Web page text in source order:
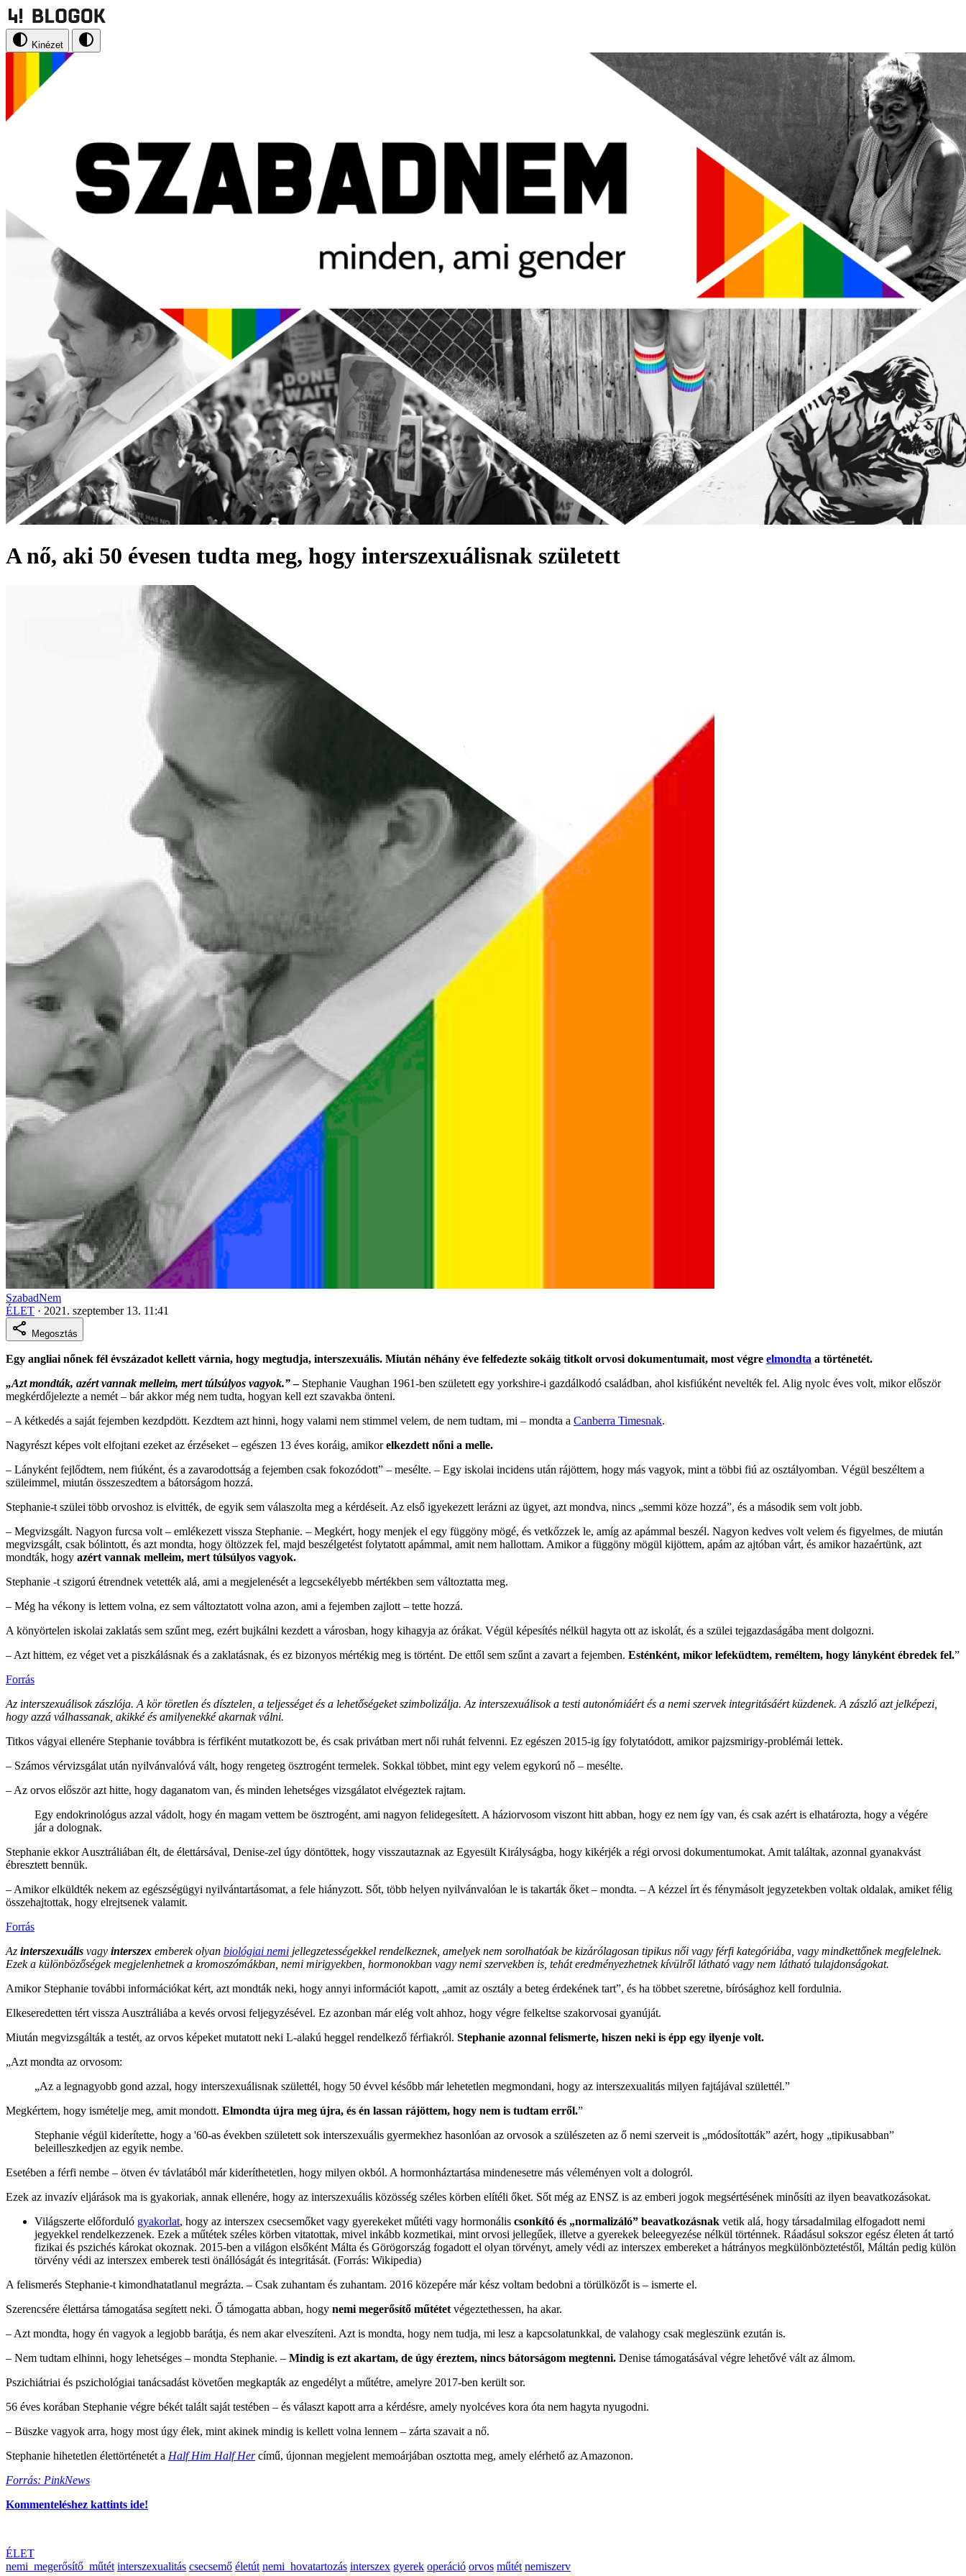
Kinézet
A nő, aki 50 évesen tudta meg, hogy interszexuálisnak született
SzabadNem
ÉLET · 2021. szeptember 13. 11:41
Megosztás
Egy angliai nőnek fél évszázadot kellett várnia, hogy megtudja, interszexuális. Miután néhány éve felfedezte sokáig titkolt orvosi dokumentumait, most végre elmondta a történetét.
„Azt mondták, azért vannak melleim, mert túlsúlyos vagyok.”–Stephanie Vaughan 1961-ben született egy yorkshire-i gazdálkodó családban, ahol kisfiúként nevelték fel. Alig nyolc éves volt, mikor először
megkérdőjelezte a nemét – bár akkor még nem tudta, hogyan kell ezt szavakba önteni.
– A kétkedés a saját fejemben kezdpdött. Kezdtem azt hinni, hogy valami nem stimmel velem, de nem tudtam, mi – mondta a Canberra Timesnak.
Nagyrészt képes volt elfojtani ezeket az érzéseket – egészen 13 éves koráig, amikorelkezdett nőni a melle.
– Lányként fejlődtem, nem fiúként, és a zavarodottság a fejemben csak fokozódott” – mesélte. – Egy iskolai incidens után rájöttem, hogy más vagyok, mint a többi fiú az osztályomban. Végül beszéltem a
szüleimmel, miután összeszedtem a bátorságom hozzá.
Stephanie-t szülei több orvoshoz is elvitték, de egyik sem válaszolta meg a kérdéseit. Az első igyekezett lerázni az ügyet, azt mondva, nincs „semmi köze hozzá”, és a második sem volt jobb.
– Megvizsgált. Nagyon furcsa volt – emlékezett vissza Stephanie. – Megkért, hogy menjek el egy függöny mögé, és vetkőzzek le, amíg az apámmal beszél. Nagyon kedves volt velem és figyelmes, de miután
megvizsgált, csak bólintott, és azt mondta, hogy öltözzek fel, majd beszélgetést folytatott apámmal, amit nem hallottam. Amikor a függöny mögül kijöttem, apám az ajtóban várt, és amikor hazaértünk, azt
mondták, hogy azért vannak melleim, mert túlsúlyos vagyok.
Stephanie -t szigorú étrendnek vetették alá, ami a megjelenését a legcsekélyebb mértékben sem változtatta meg.
– Még ha vékony is lettem volna, ez sem változtatott volna azon, ami a fejemben zajlott – tette hozzá.
A könyörtelen iskolai zaklatás sem szűnt meg, ezért bujkálni kezdett a városban, hogy kihagyja az órákat. Végül képesítés nélkül hagyta ott az iskolát, és a szülei tejgazdaságába ment dolgozni.
– Azt hittem, ez véget vet a piszkálásnak és a zaklatásnak, és ez bizonyos mértékig meg is történt. De ettől sem szűnt a zavart a fejemben. Esténként, mikor lefeküdtem, reméltem, hogy lányként ébredek fel.”
Forrás
Az interszexuálisok zászlója. A kör töretlen és dísztelen, a teljességet és a lehetőségeket szimbolizálja. Az interszexuálisok a testi autonómiáért és a nemi szervek integritásáért küzdenek. A zászló azt jelképezi,
hogy azzá válhassanak, akikké és amilyenekké akarnak válni.
Titkos vágyai ellenére Stephanie továbbra is férfiként mutatkozott be, és csak privátban mert női ruhát felvenni. Ez egészen 2015-ig így folytatódott, amikor pajzsmirigy-problémái lettek.
– Számos vérvizsgálat után nyilvánvalóvá vált, hogy rengeteg ösztrogént termelek. Sokkal többet, mint egy velem egykorú nő – mesélte.
– Az orvos először azt hitte, hogy daganatom van, és minden lehetséges vizsgálatot elvégeztek rajtam.
Egy endokrinológus azzal vádolt, hogy én magam vettem be ösztrogént, ami nagyon felidegesített. A háziorvosom viszont hitt abban, hogy ez nem így van, és csak azért is elhatározta, hogy a végére
jár a dolognak.
Stephanie ekkor Ausztráliában élt, de élettársával, Denise-zel úgy döntöttek, hogy visszautaznak az Egyesült Királyságba, hogy kikérjék a régi orvosi dokumentumokat. Amit találtak, azonnal gyanakvást
ébresztett bennük.
– Amikor elküldték nekem az egészségügyi nyilvántartásomat, a fele hiányzott. Sőt, több helyen nyilvánvalóan le is takarták őket – mondta. – A kézzel írt és fénymásolt jegyzetekben voltak oldalak, amiket félig
összehajtottak, hogy elrejtsenek valamit.
Forrás
Az interszexuális vagy interszex emberek olyan biológiai nemi jellegzetességekkel rendelkeznek, amelyek nem sorolhatóak be kizárólagosan tipikus női vagy férfi kategóriába, vagy mindkettőnek megfelelnek.
Ezek a különbözőségek megjelenhetnek a kromoszómákban, nemi mirigyekben, hormonokban vagy nemi szervekben is, tehát eredményezhetnek kívülről látható vagy nem látható tulajdonságokat.
Amikor Stephanie további információkat kért, azt mondták neki, hogy annyi információt kapott, „amit az osztály a beteg érdekének tart”, és ha többet szeretne, bírósághoz kell fordulnia.
Elkeseredetten tért vissza Ausztráliába a kevés orvosi feljegyzésével. Ez azonban már elég volt ahhoz, hogy végre felkeltse szakorvosai gyanúját.
Miután megvizsgálták a testét, az orvos képeket mutatott neki L-alakú heggel rendelkező férfiakról. Stephanie azonnal felismerte, hiszen neki is épp egy ilyenje volt.
„Azt mondta az orvosom:
„Az a legnagyobb gond azzal, hogy interszexuálisnak születtél, hogy 50 évvel később már lehetetlen megmondani, hogy az interszexualitás milyen fajtájával születtél.”
Megkértem, hogy ismételje meg, amit mondott. Elmondta újra meg újra, és én lassan rájöttem, hogy nem is tudtam erről.”
Stephanie végül kiderítette, hogy a '60-as években született sok interszexuális gyermekhez hasonlóan az orvosok a szülészeten az ő nemi szerveit is „módosították” azért, hogy „tipikusabban”
beleilleszkedjen az egyik nembe.
Esetében a férfi nembe – ötven év távlatából már kideríthetetlen, hogy milyen okból. A hormonháztartása mindenesetre más véleményen volt a dologról.
Ezek az invazív eljárások ma is gyakoriak, annak ellenére, hogy az interszexuális közösség széles körben elítéli őket. Sőt még az ENSZ is az emberi jogok megsértésének minősíti az ilyen beavatkozásokat.
Világszerte előforduló gyakorlat, hogy az interszex csecsemőket vagy gyerekeket műtéti vagy hormonális csonkító és „normalizáló” beavatkozásnak vetik alá, hogy társadalmilag elfogadott nemi
jegyekkel rendelkezzenek. Ezek a műtétek széles körben vitatottak, mivel inkább kozmetikai, mint orvosi jellegűek, illetve a gyerekek beleegyezése nélkül történnek. Ráadásul sokszor egész életen át tartó
fizikai és pszichés károkat okoznak. 2015-ben a világon elsőként Málta és Görögország fogadott el olyan törvényt, amely védi az interszex embereket a hátrányos megkülönböztetéstől, Máltán pedig külön
törvény védi az interszex emberek testi önállóságát és integritását. (Forrás: Wikipedia)
A felismerés Stephanie-t kimondhatatlanul megrázta. – Csak zuhantam és zuhantam. 2016 közepére már kész voltam bedobni a törülközőt is – ismerte el.
Szerencsére élettársa támogatása segített neki. Ő támogatta abban, hogy nemi megerősítő műtétet végeztethessen, ha akar.
– Azt mondta, hogy én vagyok a legjobb barátja, és nem akar elveszíteni. Azt is mondta, hogy nem tudja, mi lesz a kapcsolatunkkal, de valahogy csak megleszünk ezután is.
– Nem tudtam elhinni, hogy lehetséges – mondta Stephanie. – Mindig is ezt akartam, de úgy éreztem, nincs bátorságom megtenni. Denise támogatásával végre lehetővé vált az álmom.
Pszichiátriai és pszichológiai tanácsadást követően megkapták az engedélyt a műtétre, amelyre 2017-ben került sor.
56 éves korában Stephanie végre békét talált saját testében – és választ kapott arra a kérdésre, amely nyolcéves kora óta nem hagyta nyugodni.
– Büszke vagyok arra, hogy most úgy élek, mint akinek mindig is kellett volna lennem – zárta szavait a nő.
Stephanie hihetetlen élettörténetét a Half Him Half Hercímű, újonnan megjelent memoárjában osztotta meg, amely elérhető az Amazonon.
Forrás: PinkNews
Kommenteléshez kattints ide!
ÉLET
nemi_megerősítő_műtét interszexualitás csecsemő életút nemi_hovatartozás interszex gyerek operáció orvos műtét nemiszerv